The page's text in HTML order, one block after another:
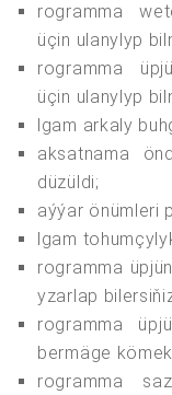
rogramma
üçin ulanylyp
rogramma
üçin ulanylyp
lgam arkaly
aksatnama
düzüldi;
aýýar önümleri
lgam
rogramma
yzarlap
rogramma
bermäge
rogramma